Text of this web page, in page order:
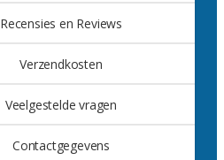
Recensies en Reviews
Verzendkosten
Veelgestelde vragen
Contactgegevens